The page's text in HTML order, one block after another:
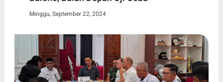
Minggu, September 22, 2024